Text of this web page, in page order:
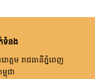
ទំនង
ោត្តម រាជធានីភ្នំពេញ
ពុជា